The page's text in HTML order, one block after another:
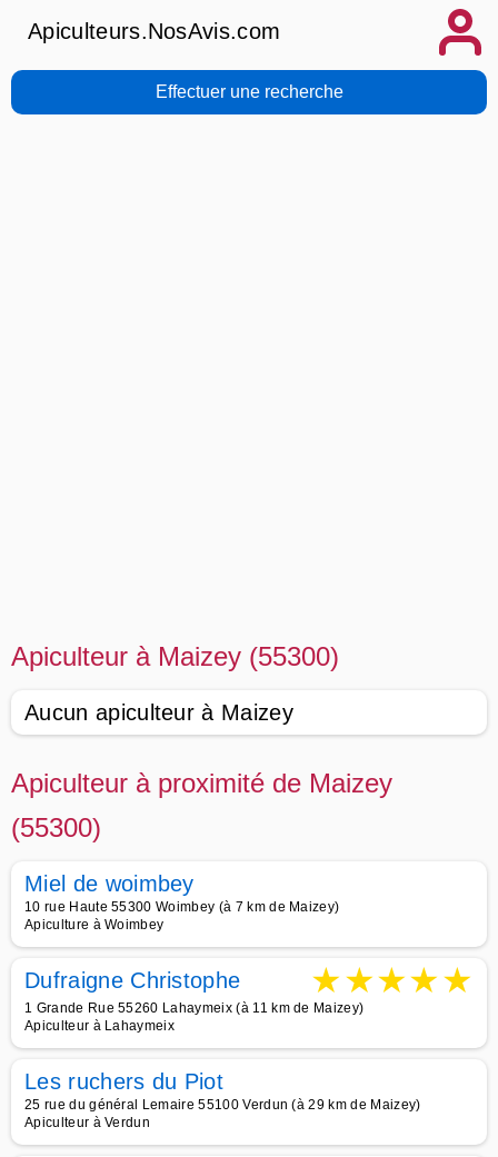
Apiculteurs.NosAvis.com
Effectuer une recherche
Apiculteur à Maizey (55300)
Aucun apiculteur à Maizey
Apiculteur à proximité de Maizey
(55300)
Miel de woimbey
10 rue Haute 55300 Woimbey (à 7 km de Maizey)
Apiculture à Woimbey
Dufraigne Christophe ★★★★★
1 Grande Rue 55260 Lahaymeix (à 11 km de Maizey)
Apiculteur à Lahaymeix
Les ruchers du Piot
25 rue du général Lemaire 55100 Verdun (à 29 km de Maizey)
Apiculteur à Verdun